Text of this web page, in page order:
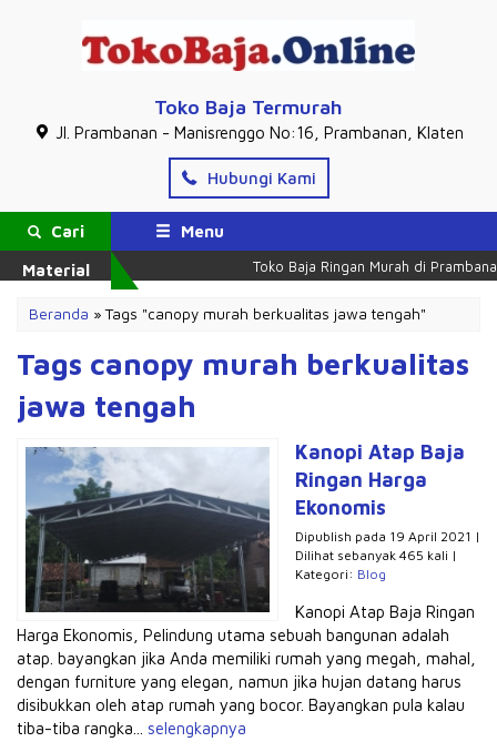
Toko Baja Termurah
Jl. Prambanan - Manisrenggo No:16, Prambanan, Klaten
Hubungi Kami
Cari
Material
Menu
Toko Baja Ringan Murah di
Beranda »Tags "canopy murah berkualitas jawa tengah"
Tags canopy murah berkualitas
jawa tengah
Kanopi Atap Baja
Ringan Harga
Ekonomis
Dipublish pada 19 April 2021 |
Dilihat sebanyak 465 kali |
Kategori: Blog
Kanopi Atap Baja Ringan
Harga Ekonomis, Pelindung utama sebuah bangunan adalah
atap. bayangkan jika Anda memiliki rumah yang megah, mahal,
dengan furniture yang elegan, namun jika hujan datang harus
disibukkan oleh atap rumah yang bocor. Bayangkan pula kalau
tiba-tiba rangka... selengkapnya